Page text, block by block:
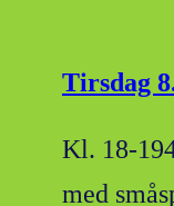
Tirsdag
Kl. 18-
med